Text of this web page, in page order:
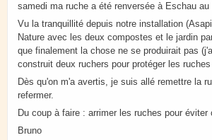
samedi ma ruche a été renversée à Eschau
Vu la tranquillité depuis notre installation
Nature avec les deux compostes et le jardin
que finalement la chose ne se produirait pas
construit deux ruchers pour protéger les
Dès qu'on m'a avertis, je suis allé remettre la
refermer.
Du coup à faire : arrimer les ruches pour éviter
Bruno